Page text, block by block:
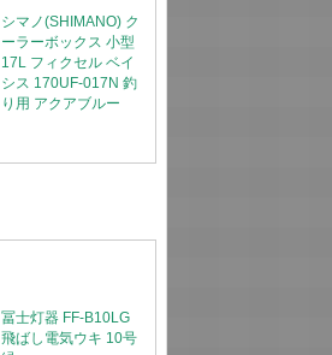
シマノ(SHIMANO) ク
ーラーボックス 小型
17L フィクセル ベイ
シス 170UF-017N 釣
り用 アクアブルー
冨士灯器 FF-B10LG
飛ばし電気ウキ 10号